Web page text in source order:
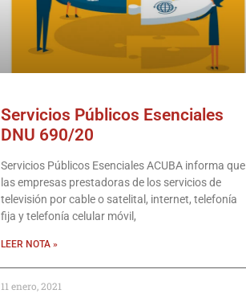
Servicios Públicos Esenciales
DNU 690/20
Servicios Públicos Esenciales ACUBA informa que
las empresas prestadoras de los servicios de
televisión por cable o satelital, internet, telefonía
fija y telefonía celular móvil,
LEER NOTA »
11 enero, 2021